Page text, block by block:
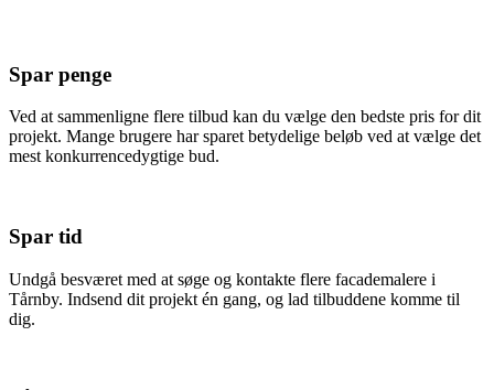
Spar penge
Ved at sammenligne flere tilbud kan du vælge den bedste pris for dit
projekt. Mange brugere har sparet betydelige beløb ved at vælge det
mest konkurrencedygtige bud.
Spar tid
Undgå besværet med at søge og kontakte flere facademalere i
Tårnby. Indsend dit projekt én gang, og lad tilbuddene komme til
dig.